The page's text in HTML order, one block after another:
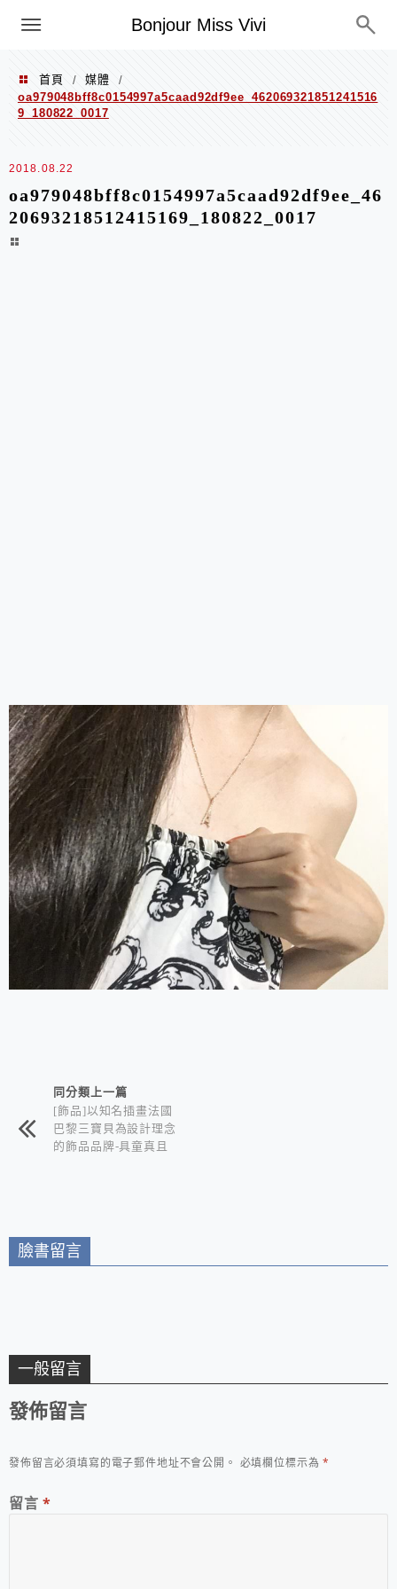
Bonjour Miss Vivi
選單
首頁 / 媒體
/
oa979048bff8c0154997a5caad92df9ee_462069321851241516
9_180822_0017
2018.08.22
oa979048bff8c0154997a5caad92df9ee_46
20693218512415169_180822_0017
相連文章同分類上一篇
[飾品]以知名插畫法國
巴黎三寶貝為設計理念
的飾品品牌-具童真且
臉書留言
一般留言
發佈留言
發佈留言必須填寫的電子郵件地址不會公開。 必填欄位標示為*
留言 *